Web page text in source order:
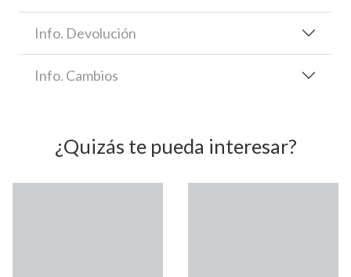
Info. Devolución
Info. Cambios
¿Quizás te pueda interesar?